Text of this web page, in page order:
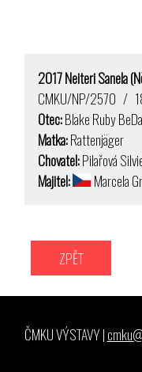
2017 Neiteri Sanela
CMKU/NP/2570 /
Otec:Blake Ruby
Matka:Rattenjäger
Chovatel:Pilařová
Majitel:
Marcela
ZPĚT
ČMKU VÝSTAVY |